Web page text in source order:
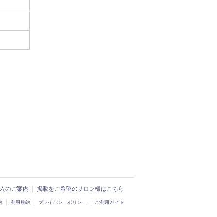
のご案内 掲載をご希望のサロン様はこちら
利用規約 プライバシーポリシー ご利用ガイド